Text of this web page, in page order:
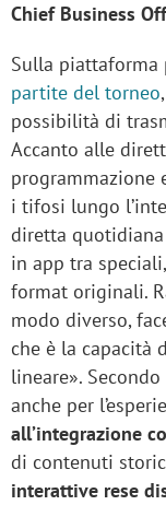
Chief Business
Sulla piattaforma
partite del torneo
possibilità di
Accanto alle
programmazione
i tifosi lungo
diretta
in app tra
format originali.
modo diverso,
che è la capacità
lineare».
anche per
all’integrazione
di contenuti
interattive rese